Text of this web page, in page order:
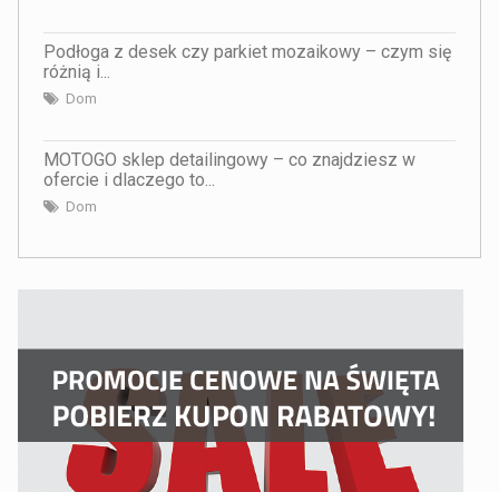
Podłoga z desek czy parkiet mozaikowy – czym się
różnią i...
Dom
MOTOGO sklep detailingowy – co znajdziesz w
ofercie i dlaczego to...
Dom